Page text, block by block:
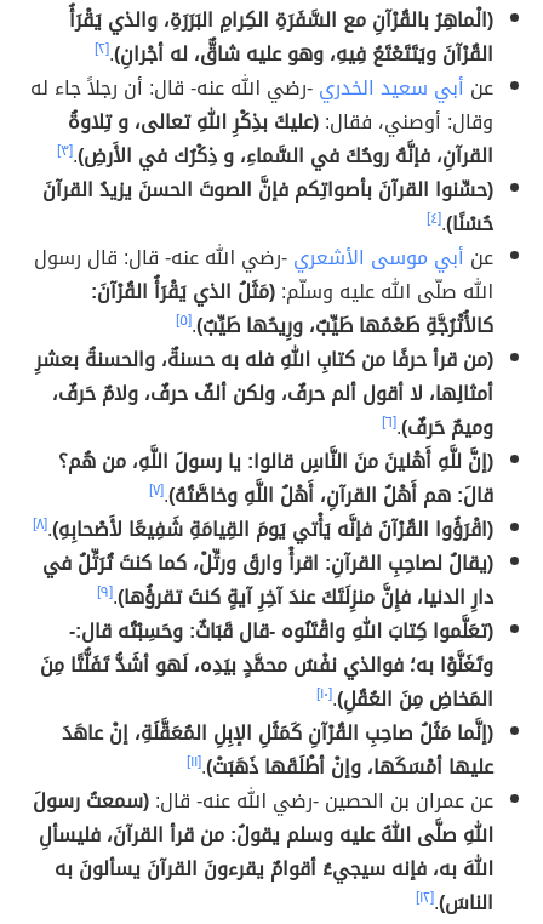
(الْماهِرُ بالقُرْآنِ مع السَّفَرَةِ الكِرامِ البَرَرَةِ، والذي يَقْرَأُ
القُرْآنَ ويَتَتَعْتَعُ فِيهِ، وهو عليه شاقٌّ، له أجْرانِ).[٢]
عن أبي سعيد الخدري-رضي الله عنه- قال: أن رجلاً جاء له
وقال: أوصني، فقال:(عليكَ بذِكْرِ اللهِ تعالى، و تِلاوةُ
القرآنِ، فإنَّهُ روحُكَ في السَّماءِ، و ذِكْرُك في الأَرضِ).[٣]
(حسِّنوا القرآنَ بأصواتِكم فإنَّ الصوتَ الحسنَ يزيدُ القرآنَ
حُسْنًا).[٤]
عن أبي موسى الأشعري-رضي الله عنه- قال: قال رسول
الله صلّى الله عليه وسلّم:(مَثَلُ الذي يَقْرَأُ القُرْآنَ:
كالأُتْرُجَّةِ طَعْمُها طَيِّبٌ، ورِيحُها طَيِّبٌ).[٥]
(من قرأ حرفًا من كتابِ اللهِ فله به حسنةٌ، والحسنةُ بعشرِ
أمثالِها، لا أقول ألم حرفٌ، ولكن ألفٌ حرفٌ، ولامٌ حَرفٌ،
وميمٌ حَرفٌ).[٦]
(إنَّ للَّهِ أَهْلينَ منَ النَّاسِ قالوا: يا رسولَ اللَّهِ، من هُم؟
قالَ: هم أَهْلُ القرآنِ، أَهْلُ اللَّهِ وخاصَّتُهُ).[٧]
(اقْرَؤُوا القُرْآنَ فإنَّه يَأْتي يَومَ القِيامَةِ شَفِيعًا لأَصْحابِهِ).[٨]
(يقالُ لصاحِبِ القرآنِ: اقرأْ وارقَ ورتِّلْ، كما كنتَ تُرَتِّلُ في
دارِ الدنيا، فإِنَّ منزِلَتَكَ عندَ آخِرِ آيةٍ كنتَ تقرؤُها).[٩]
(تعَلَّموا كِتابَ اللهِ واقْتَنُوه -قال قَبَاثٌ: وحَسِبْتُه قال:-
وتَغَنَّوْا به؛ فوالذي نفْسُ محمَّدٍ بيَدِه، لَهو أشَدُّ تَفَلُّتًا مِنَ
المَخاضِ مِنَ العُقُلِ).[١٠]
(إنَّما مَثَلُ صاحِبِ القُرْآنِ كَمَثَلِ الإبِلِ المُعَقَّلَةِ، إنْ عاهَدَ
عليها أمْسَكَها، وإنْ أطْلَقَها ذَهَبَتْ).[١١]
عن عمران بن الحصين -رضي الله عنه- قال:(سمعتُ رسولَ
اللهِ صلَّى اللهُ عليه وسلم يقولُ: من قرأ القرآنَ، فليسألِ
اللهَ به، فإنه سيجيءُ أقوامٌ يقرءونَ القرآنَ يسألونَ به
الناسَ).[١٢]